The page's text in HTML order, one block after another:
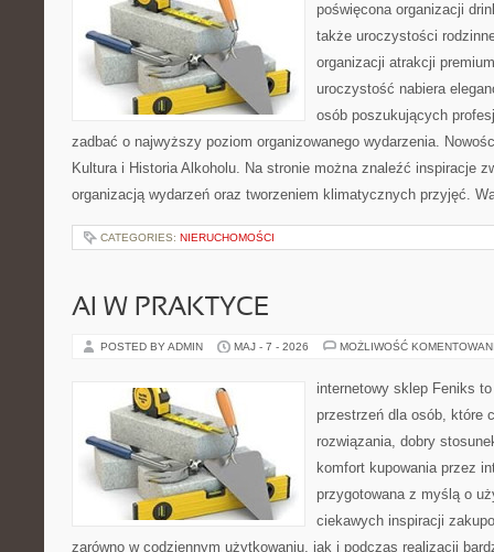
poświęcona organizacji
także uroczystości
organizacji atrakcji
uroczystość nabiera
osób poszukujących
zadbać o najwyższy poziom organizowanego wydarzenia.
Kultura i Historia Alkoholu. Na stronie można znaleźć inspiracje
organizacją wydarzeń oraz tworzeniem klimatycznych przyjęć.
CATEGORIES: NIERUCHOMOŚCI
AI W PRAKTYCE
POSTED BY ADMIN MAJ - 7 - 2026 MOŻLIWOŚĆ
internetowy sklep Feniks
przestrzeń dla osób, które
rozwiązania, dobry
komfort kupowania przez
przygotowana z myślą o
ciekawych inspiracji
zarówno w codziennym użytkowaniu, jak i podczas realizacji